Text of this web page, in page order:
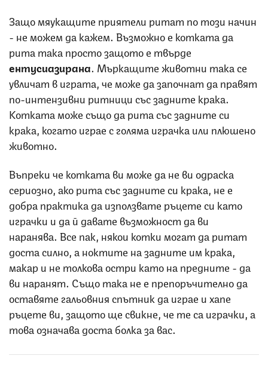
Защо мяукащите приятели ритат по този начин
- не можем да кажем. Възможно е котката да
рита така просто защото е твърде
ентусиазирана. Мъркащите животни така се
увличат в играта, че може да започнат да правят
по-интензивни ритници със задните крака.
Котката може също да рита със задните си
крака, когато играе с голяма играчка или плюшено
животно.
Въпреки че котката ви може да не ви одраска
сериозно, ако рита със задните си крака, не е
добра практика да използвате ръцете си като
играчки и да й давате възможност да ви
наранява. Все пак, някои котки могат да ритат
доста силно, а ноктите на задните им крака,
макар и не толкова остри като на предните - да
ви наранят. Също така не е препоръчително да
оставяте гальовния спътник да играе и хапе
ръцете ви, защото ще свикне, че те са играчки, а
това означава доста болка за вас.